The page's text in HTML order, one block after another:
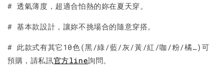
# 透氣薄度，超適合怕熱的妳在夏天穿。
# 基本款設計，讓妳不挑場合的隨意穿搭。
# 此款式有其它10色(黑/綠/藍/灰/黃/紅/咖/粉/橘…)可
預購，請私訊官方line詢問。